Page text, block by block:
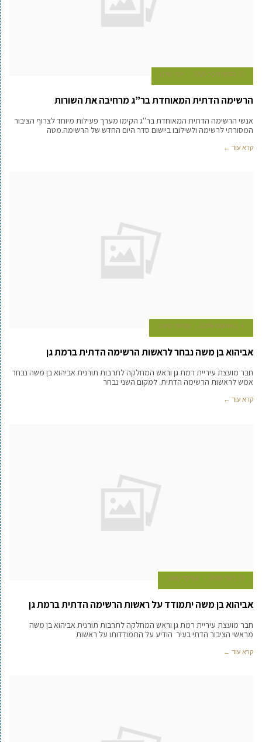
10 בספטמבר 2008 עמי שרון
הרשימה הדתית המאוחדת בר”ג מרחיבה את השורות
אנשי הרשימה הדתית המאוחדת בר''ג הקימו מערך פעילות מיוחד לצרוף הציבור
המסורתי לרשימה ולשילובו ביישום סדר היום החדש של הרשימה.מטה
קרא עוד ←
4 באוגוסט 2008 עמיעד טאוב
אביהוא בן משה נבחר לראשות הרשימה הדתית ברמת גן
חבר מועצת עיריית רמת גן וראש המחלקה לתרבות תורנית אביהוא בן משה נבחר
אמש לראשות הרשימה הדתית. למקום השני נבחר
קרא עוד ←
31 ביולי 2008 עמיעד טאוב
אביהוא בן משה יתמודד על ראשות הרשימה הדתית ברמת גן
חבר מועצת עיריית רמת גן וראש המחלקה לתרבות תורנית אביהוא בן משה
מראשי הציבור הדתי בעיר הודיע על התמודדותו על ראשות
קרא עוד ←